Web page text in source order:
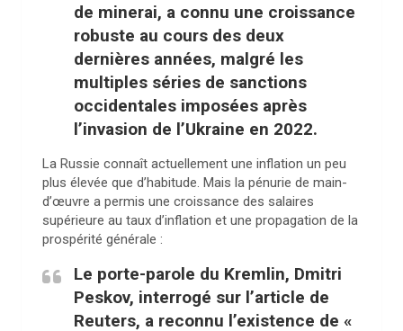
de minerai, a connu une croissance
robuste au cours des deux
dernières années, malgré les
multiples séries de sanctions
occidentales imposées après
l’invasion de l’Ukraine en 2022.
La Russie connaît actuellement une inflation un peu
plus élevée que d’habitude. Mais la pénurie de main-
d’œuvre a permis une croissance des salaires
supérieure au taux d’inflation et une propagation de la
prospérité générale :
Le porte-parole du Kremlin, Dmitri
Peskov, interrogé sur l’article de
Reuters, a reconnu l’existence de «